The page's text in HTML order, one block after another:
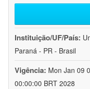
Instituição/UF/País:
Paraná - PR - Brasil
Vigência: Mon Jan 09
00:00:00 BRT 2028